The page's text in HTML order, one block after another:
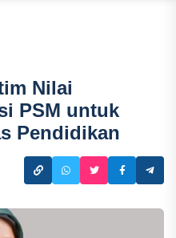
Nilai
PSM untuk
Pendidikan